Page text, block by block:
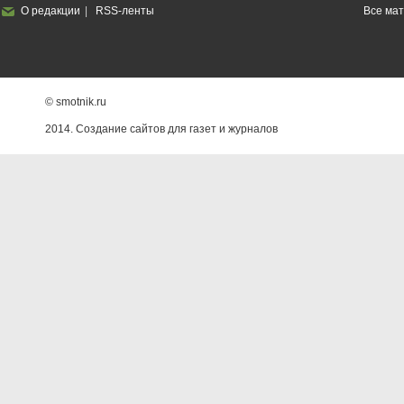
О редакции RSS-ленты Все
© smotnik.ru
2014. Создание сайтов для газет и журналов